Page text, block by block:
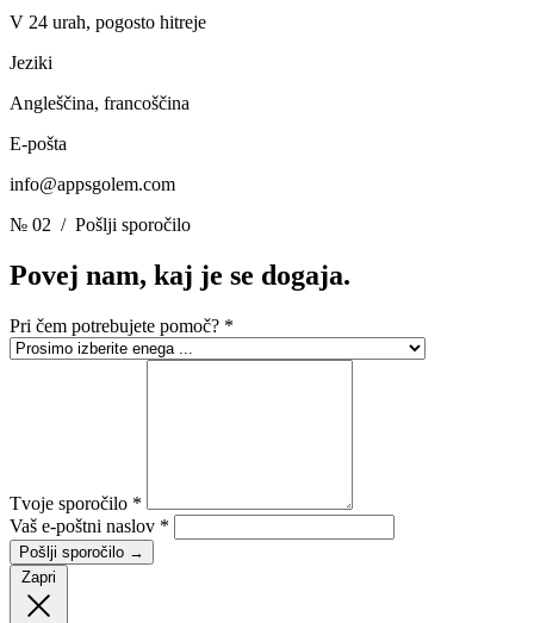
V 24 urah, pogosto hitreje
Jeziki
Angleščina, francoščina
E-pošta
info@appsgolem.com
№ 02 / Pošlji sporočilo
Povej nam, kaj je se dogaja.
Pri čem potrebujete pomoč? *
Tvoje sporočilo *
Vaš e-poštni naslov *
Pošlji sporočilo →
Zapri